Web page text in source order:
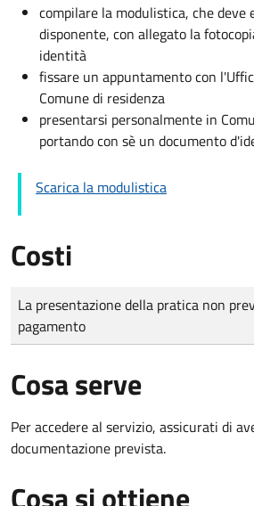
compilare la modulistica, che deve
disponente, con allegato la
identità
fissare un appuntamento con
Comune di residenza
presentarsi personalmente in
portando con sè un documento
Scarica la modulistica
Costi
Tipo di pagamento
Importo
La presentazione della pratica non
pagamento
Cosa serve
Per accedere al servizio, assicurati di
documentazione prevista.